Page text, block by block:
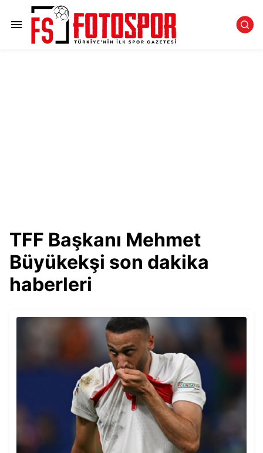
TFF Başkanı Mehmet
Büyükekşi son dakika
haberleri